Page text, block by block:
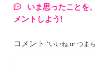
いま思ったことを
メントしよう!
コメント *いいね or つま